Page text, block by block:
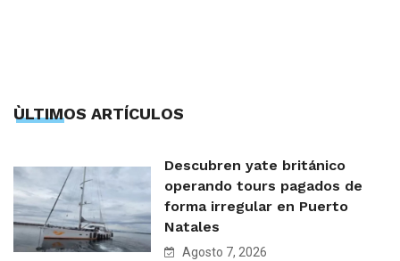
ÙLTIMOS ARTÍCULOS
Descubren yate británico
operando tours pagados de
forma irregular en Puerto
Natales
Agosto 7, 2026